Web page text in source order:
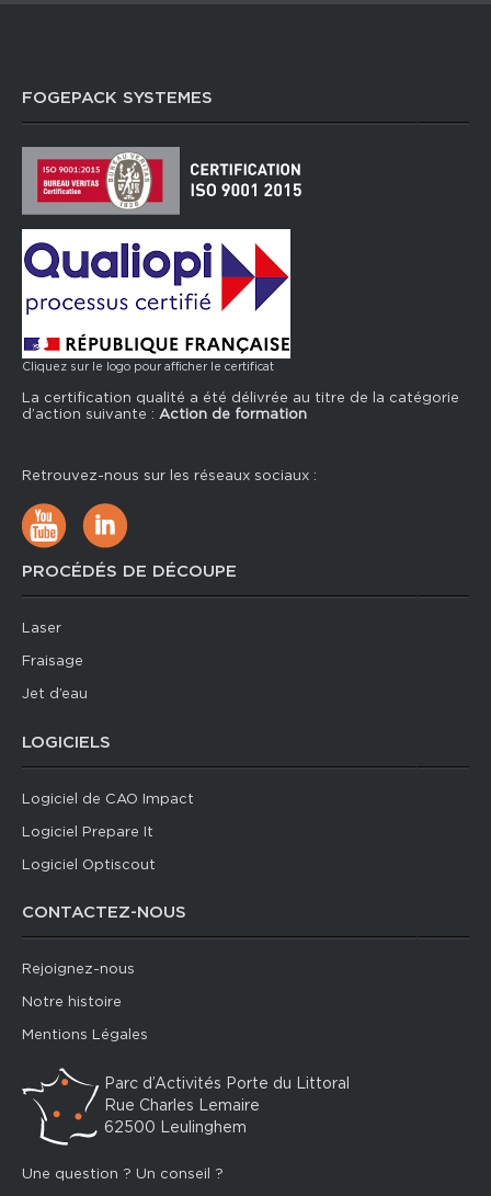
FOGEPACK SYSTEMES
Cliquez sur le logo pour afficher le certificat
La certification qualité a été délivrée au titre de la catégorie
d’action suivante : Action de formation
Retrouvez-nous sur les réseaux sociaux :
PROCÉDÉS DE DÉCOUPE
Laser
Fraisage
Jet d’eau
LOGICIELS
Logiciel de CAO Impact
Logiciel Prepare It
Logiciel Optiscout
CONTACTEZ-NOUS
Rejoignez-nous
Notre histoire
Mentions Légales
Parc d’Activités Porte du Littoral
Rue Charles Lemaire
62500 Leulinghem
Une question ? Un conseil ?